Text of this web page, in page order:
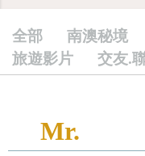
全部 南澳秘境
旅遊影片
交友.
Mr.